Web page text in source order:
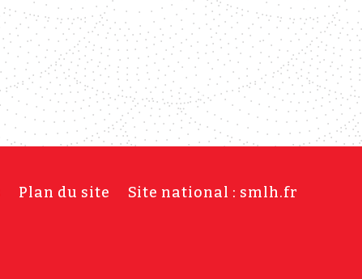
Plan du site Site national : smlh.fr